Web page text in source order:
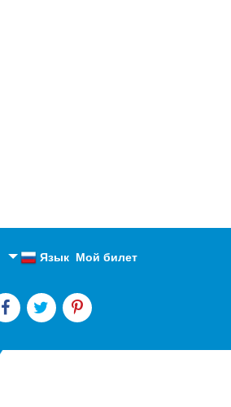
Мой билет
Язык
Английский